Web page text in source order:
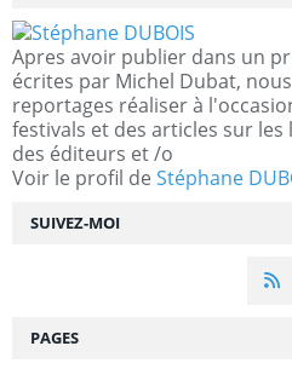
SUIVEZ-MOI
Apres avoir publier dans un
écrites par Michel Dubat,
reportages réaliser à
festivals et des articles sur
des éditeurs et /o
Voir le profil de Stéphane
PAGES